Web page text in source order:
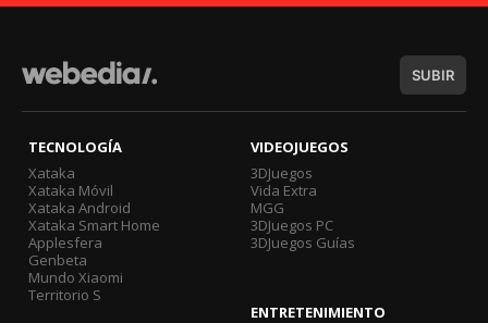
SUBIR
TECNOLOGÍA
Xataka
Xataka Móvil
Xataka Android
Xataka Smart Home
Applesfera
Genbeta
Mundo Xiaomi
Territorio S
VIDEOJUEGOS
3DJuegos
Vida Extra
MGG
3DJuegos PC
3DJuegos Guías
ENTRETENIMIENTO